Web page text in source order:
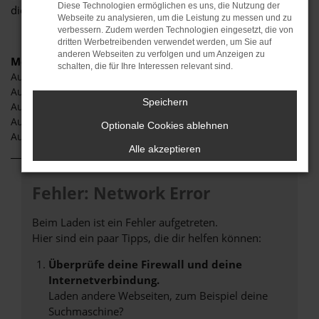
die bevorzugte Adresse für Audi Jahreswagen Liebhaber ist.
Modelle
Audi A3 Jahreswagen Augsburg
Audi A5 Jahreswagen Augsburg
Audi A6 Jahreswagen Augsburg
Audi Q2 Jahreswagen Augsburg
Audi Q3 Jahreswagen Augsburg
Fehler: Network Error
Beim Laden ist ein Fehler aufgetreten.
Hier sind ein paar Tipps, die dir helfen können:
Überprüfe deine Firewall und deine
Internetverbindung.
Laden andere Webseiten, zum Beispiel deine
Suchmaschine?
Diese Technologien ermöglichen es uns, die Nutzung der
Webseite zu analysieren, um die Leistung zu messen und zu
verbessern. Zudem werden Technologien eingesetzt, die von
dritten Werbetreibenden verwendet werden, um Sie auf
anderen Webseiten zu verfolgen und um Anzeigen zu
schalten, die für Ihre Interessen relevant sind.
Speichern
Optionale Cookies ablehnen
Alle akzeptieren